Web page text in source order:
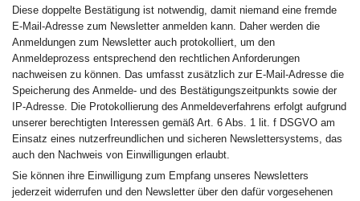
Diese doppelte Bestätigung ist notwendig, damit niemand eine fremde
E-Mail-Adresse zum Newsletter anmelden kann. Daher werden die
Anmeldungen zum Newsletter auch protokolliert, um den
Anmeldeprozess entsprechend den rechtlichen Anforderungen
nachweisen zu können. Das umfasst zusätzlich zur E-Mail-Adresse die
Speicherung des Anmelde- und des Bestätigungszeitpunkts sowie der
IP-Adresse. Die Protokollierung des Anmeldeverfahrens erfolgt aufgrund
unserer berechtigten Interessen gemäß Art. 6 Abs. 1 lit. f DSGVO am
Einsatz eines nutzerfreundlichen und sicheren Newslettersystems, das
auch den Nachweis von Einwilligungen erlaubt.
Sie können ihre Einwilligung zum Empfang unseres Newsletters
jederzeit widerrufen und den Newsletter über den dafür vorgesehenen